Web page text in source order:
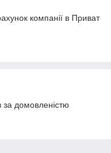
компанії в Приват
домовленістю